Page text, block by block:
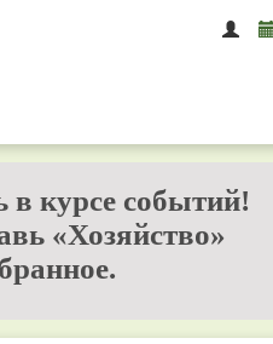
в курсе событий!
«Хозяйство»